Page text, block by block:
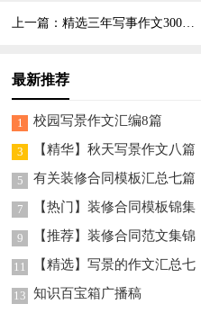
上一篇：精选三年写事作文300字锦集八篇
最新推荐
1 校园写景作文汇编8篇
3 【精华】秋天写景作文八篇
5 有关装修合同模板汇总七篇
7
【热门】装修合同模板锦集
五篇
9
【推荐】装修合同范文集锦
9篇
11
【精选】写景的作文汇总七
篇
13 知识百宝箱广播稿